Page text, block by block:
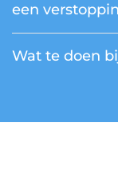
een
Wat te doen